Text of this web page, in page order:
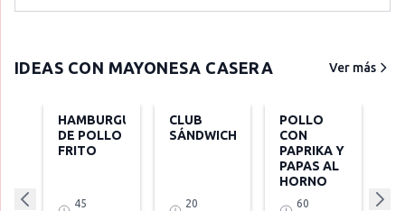
IDEAS CON MAYONESA CASERA Ver más
HAMBURGUESA
DE POLLO
FRITO
45
CLUB
SÁNDWICH
20
POLLO
CON
PAPRIKA Y
PAPAS AL
HORNO
60